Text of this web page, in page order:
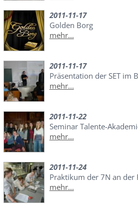
2011-11-17
Golden Borg
mehr...
2011-11-17
Präsentation der SET im
mehr...
2011-11-22
Seminar Talente-
mehr...
2011-11-24
Praktikum der 7N an der
mehr...